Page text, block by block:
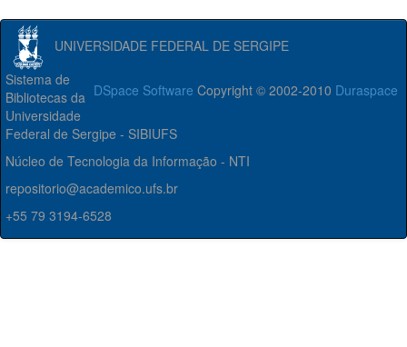
UNIVERSIDADE FEDERAL DE SERGIPE
DSpace Software Copyright © 2002-2010 Duraspace
Sistema de
Bibliotecas da
Universidade
Federal de Sergipe - SIBIUFS
Núcleo de Tecnologia da Informação - NTI
repositorio@academico.ufs.br
+55 79 3194-6528